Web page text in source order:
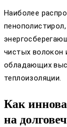
Наиболее
чистых волокон
обладающих
теплоизоляции.
Как
на